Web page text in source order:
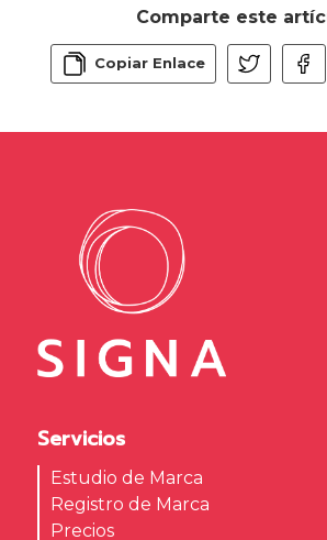
Comparte este
Copiar Enlace
Servicios
Estudio de Marca
Registro de Marca
Precios